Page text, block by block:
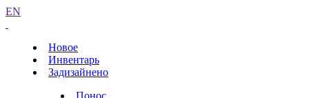
EN
Новое
Инвентарь
Задизайнено
Понос